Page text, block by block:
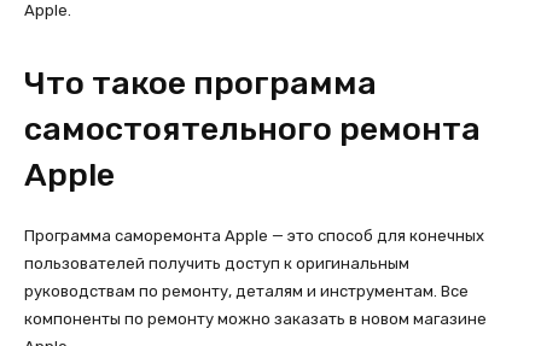
Apple.
Что такое программа
самостоятельного ремонта
Apple
Программа саморемонта Apple — это способ для конечных
пользователей получить доступ к оригинальным
руководствам по ремонту, деталям и инструментам. Все
компоненты по ремонту можно заказать в новом магазине